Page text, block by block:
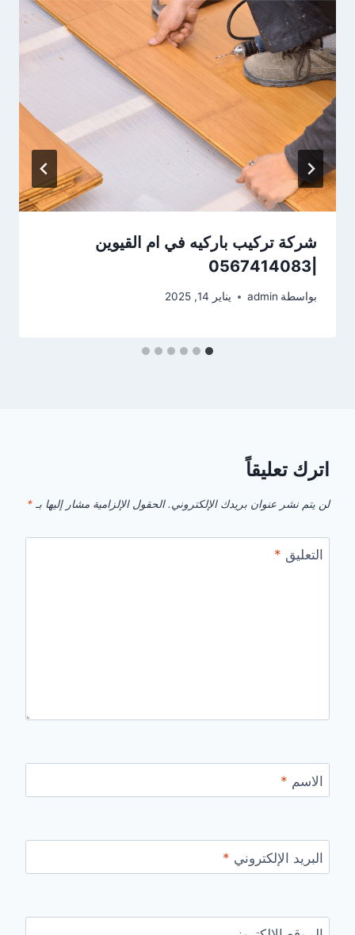
شركة تركيب باركيه في ام القيوين
بواسطة admin يناير 14, 2025
اترك تعليقاً
لن يتم نشر عنوان بريدك الإلكتروني. الحقول الإلزامية مشار إليها بـ *
التعليق *
الاسم *
البريد الإلكتروني *